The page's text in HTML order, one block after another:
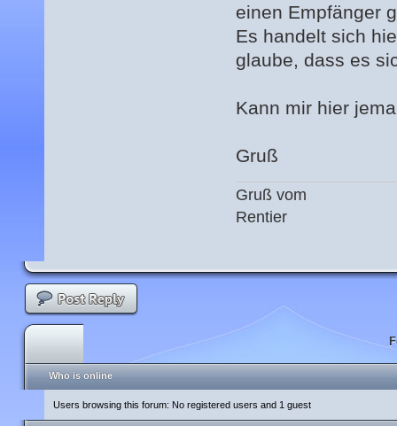
einen Empfänger
Es handelt sich
glaube, dass es
Kann mir hier
Gruß
Gruß vom
Rentier
Who is online
Users browsing this forum: No registered users and 1 guest